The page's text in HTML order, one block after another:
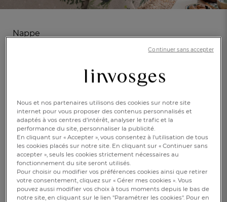
AT
BE
CH
Nappe
Caractéristique :
Nappe ronde
Ø150cm 150x150cm 150x200cm
150x250cm 150x300cm
69,00 €
Nous et nos partenaires utilisons des cookies sur notre site
internet pour vous proposer des contenus personnalisés et
adaptés à vos centres d’intérêt, analyser le trafic et la
performance du site, personnaliser la publicité.
En cliquant sur « Accepter », vous consentez à l'utilisation de tous
les cookies placés sur notre site. En cliquant sur « Continuer sans
accepter », seuls les cookies strictement nécessaires au
fonctionnement du site seront utilisés.
Pour choisir ou modifier vos préférences cookies ainsi que retirer
votre consentement, cliquez sur « Gérer mes cookies ». Vous
pouvez aussi modifier vos choix à tous moments depuis le bas de
notre site, en cliquant sur le lien "Paramétrer les cookies". Pour en
Continuer sans accepter